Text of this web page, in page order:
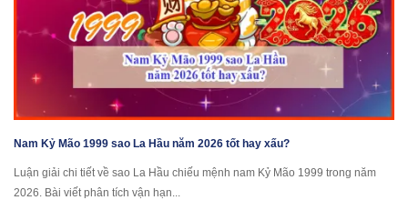
Nam Kỷ Mão 1999 sao La Hầu năm 2026 tốt hay xấu?
Luận giải chi tiết về sao La Hầu chiếu mệnh nam Kỷ Mão 1999 trong năm
2026. Bài viết phân tích vận hạn...